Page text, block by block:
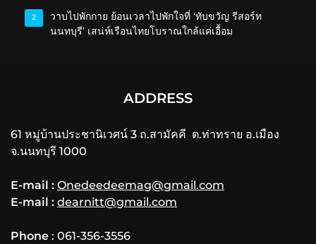
2
วาบไปพักกาย ย้อนเวลาไปพักใจที่ ‘ทับขวัญ รีสอร์ท
นนทบุรี’ เสน่ห์เรือนไทยโบราณใกล้แค่เอื้อม
ADDRESS
61 หมู่บ้านประชานิเวศน์ 3 ถ.สามัคคี ต.ท่าทราย อ.เมือง
จ.นนทบุรี 1000
E-mail : Onedeedeemag@gmail.com
E-mail : dearnitt@gmail.com
Phone : 061-356-3556